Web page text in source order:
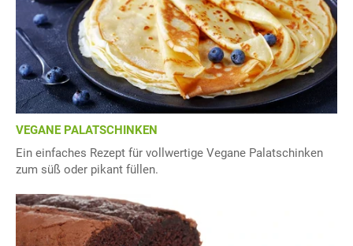
VEGANE PALATSCHINKEN
Ein einfaches Rezept für vollwertige Vegane Palatschinken
zum süß oder pikant füllen.